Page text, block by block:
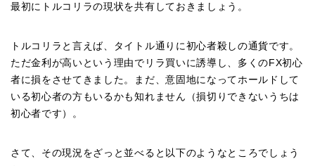
最初にトルコリラの現状を共有しておきましょう。
トルコリラと言えば、タイトル通りに初心者殺しの通貨です。
ただ金利が高いという理由でリラ買いに誘導し、多くのFX初心
者に損をさせてきました。まだ、意固地になってホールドして
いる初心者の方もいるかも知れません（損切りできないうちは
初心者です）。
さて、その現況をざっと並べると以下のようなところでしょう